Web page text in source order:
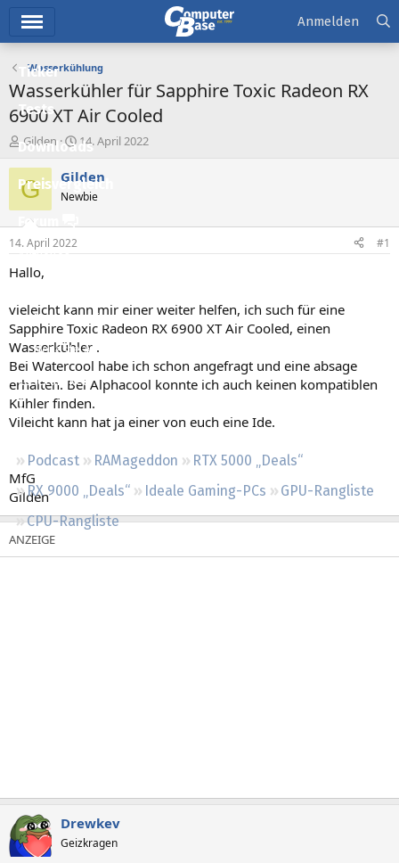
Ticker
Tests
Downloads
Preisvergleich
Forum
Aktuelles
Neue Beiträge
Neueste Aktivitäten
Leserartikel
Regeln
Podcast RAMageddon
RTX 5000 „Deals“
RX 9000 „Deals“
Ideale Gaming-PCs
GPU-Rangliste
CPU-Rangliste
Anmelden
Wasserkühlung
Wasserkühler für Sapphire Toxic Radeon RX
6900 XT Air Cooled
E
r
s
t
e
r
Gilden
E
r
s
e
t
14. April 2022
G Gilden
Newbie
14. April 2022 #1
Hallo,
vieleicht kann mir einer weiter helfen, ich such für eine
Sapphire Toxic Radeon RX 6900 XT Air Cooled, einen
Wasserkühler .
Bei Watercool habe ich schon angefragt und eine absage
erhalten. Bei Alphacool konnte ich auch keinen kompatiblen
Kühler finden.
Vileicht kann hat ja einer von euch eine Ide.
MfG
Gilden
Drewkev
Geizkragen